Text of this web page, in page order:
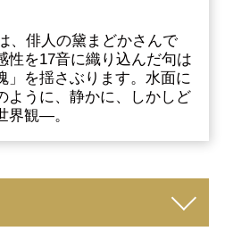
、俳人の黛まどかさんで
性を17音に織り込んだ句は
」を揺さぶります。水面に
ように、静かに、しかしど
界観―。